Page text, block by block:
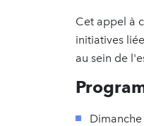
Cet appel à
initiatives
au sein de